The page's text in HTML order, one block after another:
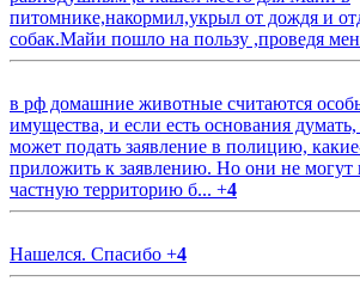
питомнике,накормил,укрыл от дождя и
собак.Майи пошло на пользу ,проведя
в рф домашние животные считаются
имущества, и если есть основания
может подать заявление в полицию,
приложить к заявлению. Но они не могут
частную территорию б... +4
Нашелся. Спасибо +4